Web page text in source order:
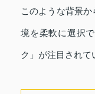
このような背景
境を柔軟に選択
ク」が注目されて